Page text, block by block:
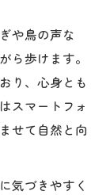
や鳥の声な
ら歩けます。
り、心身とも
スマートフォ
せて自然と向
気づきやすく